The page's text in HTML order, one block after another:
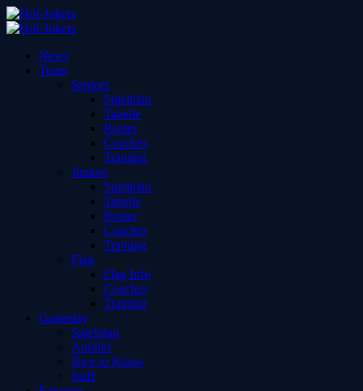
News
Team
Seniors
Spielplan
Tabelle
Roster
Coaches
Training
Juniors
Spielplan
Tabelle
Roster
Coaches
Training
Flag
Flag Info
Coaches
Training
Gameday
Spielplan
Anfahrt
Nice to Know
Staff